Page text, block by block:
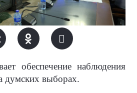
обеспечение наблюдения
думских выборах.